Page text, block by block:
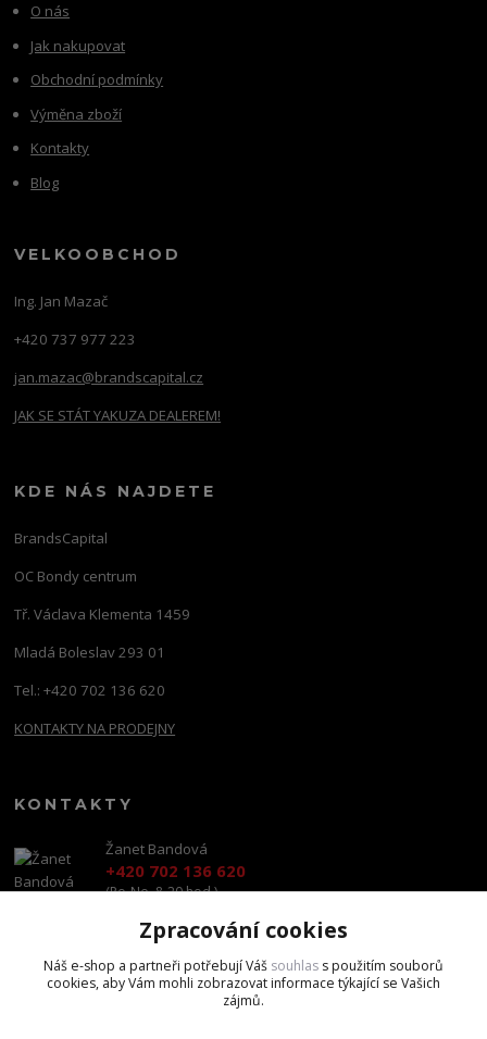
O nás
Jak nakupovat
Obchodní podmínky
Výměna zboží
Kontakty
Blog
VELKOOBCHOD
Ing. Jan Mazač
+420 737 977 223
jan.mazac@brandscapital.cz
JAK SE STÁT YAKUZA DEALEREM!
KDE NÁS NAJDETE
BrandsCapital
OC Bondy centrum
Tř. Václava Klementa 1459
Mladá Boleslav 293 01
Tel.: +420 702 136 620
KONTAKTY NA PRODEJNY
KONTAKTY
Žanet Bandová
+420 702 136 620
(Po-Ne, 8-20 hod.)
shop@brandscapital.cz
Zpracování cookies
Náš e-shop a partneři potřebují Váš souhlas s použitím souborů
cookies, aby Vám mohli zobrazovat informace týkající se Vašich
zájmů.